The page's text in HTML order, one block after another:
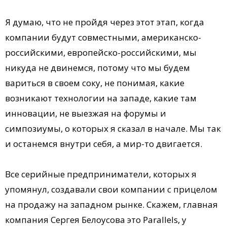
Я думаю, что не пройдя через этот этап, когда
компании будут совместными, американско-
российскими, европейско-российскими, мы
никуда не двинемся, потому что мы будем
вариться в своем соку, не понимая, какие
возникают технологии на западе, какие там
инновации, не выезжая на форумы и
симпозиумы, о которых я сказал в начале. Мы так
и останемся внутри себя, а мир-то двигается.
Все серийные предприниматели, которых я
упомянул, создавали свои компании с прицелом
на продажу на западном рынке. Скажем, главная
компания Сергея Белоусова это Parallels, у